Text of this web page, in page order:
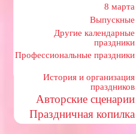
8 марта
Выпускные
Другие календарные
праздники
Профессиональные праздники
История и организация
праздников
Авторские сценарии
Праздничная копилка